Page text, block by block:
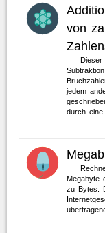
von
Dieser
jedem
durch eine
Megabyte
zu Bytes.